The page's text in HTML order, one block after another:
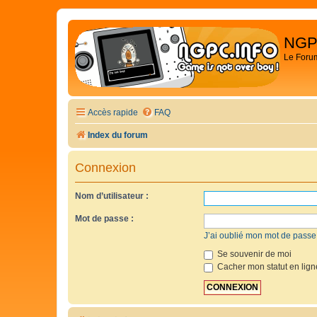
Le
Accès rapide FAQ
Index du forum
Connexion
Nom d’utilisateur :
Mot de passe :
J’ai oublié mon mot de passe
Se souvenir de moi
Cacher mon statut en